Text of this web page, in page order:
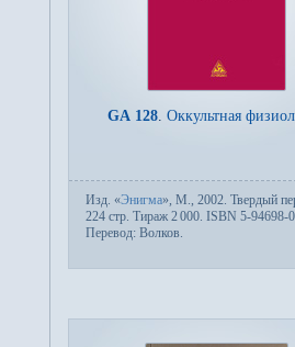
GA 128. Оккультная
Изд. «Энигма», М., 2002. Твер­дый
224 стр. Тираж 2000. ISBN 5-94698-
Пере­вод: Волков.